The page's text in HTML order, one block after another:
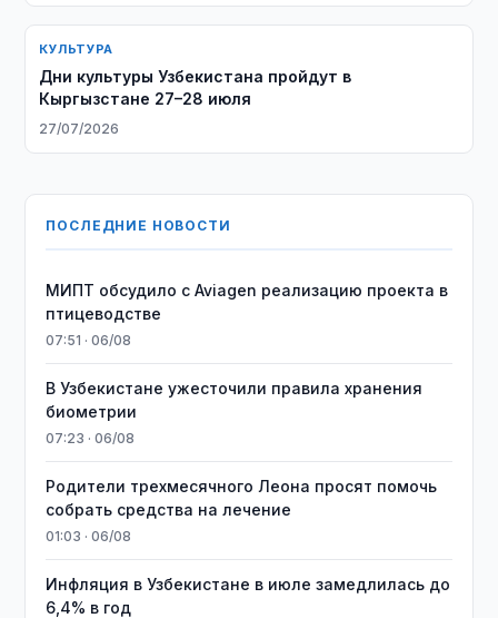
КУЛЬТУРА
Дни культуры Узбекистана пройдут в
Кыргызстане 27–28 июля
27/07/2026
ПОСЛЕДНИЕ НОВОСТИ
МИПТ обсудило с Aviagen реализацию проекта в
птицеводстве
07:51 · 06/08
В Узбекистане ужесточили правила хранения
биометрии
07:23 · 06/08
Родители трехмесячного Леона просят помочь
собрать средства на лечение
01:03 · 06/08
Инфляция в Узбекистане в июле замедлилась до
6,4% в год